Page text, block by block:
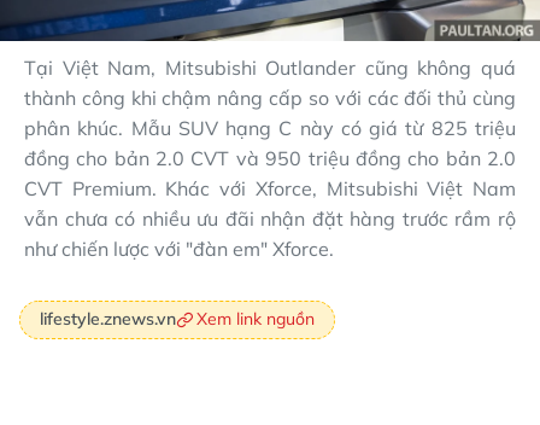
Tại Việt Nam, Mitsubishi Outlander cũng không quá
thành công khi chậm nâng cấp so với các đối thủ cùng
phân khúc. Mẫu SUV hạng C này có giá từ 825 triệu
đồng cho bản 2.0 CVT và 950 triệu đồng cho bản 2.0
CVT Premium. Khác với Xforce, Mitsubishi Việt Nam
vẫn chưa có nhiều ưu đãi nhận đặt hàng trước rầm rộ
như chiến lược với "đàn em" Xforce.
lifestyle.znews.vn Xem link nguồn